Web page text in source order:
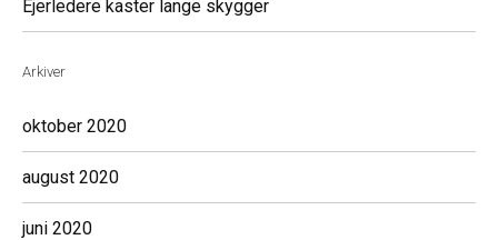
Ejerledere kaster lange skygger
Arkiver
oktober 2020
august 2020
juni 2020